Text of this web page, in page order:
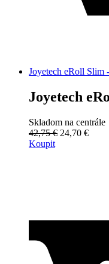
Joyetech eRoll Slim
Joyetech
Skladom na centrále
42,75 € 24,70 €
Koupit